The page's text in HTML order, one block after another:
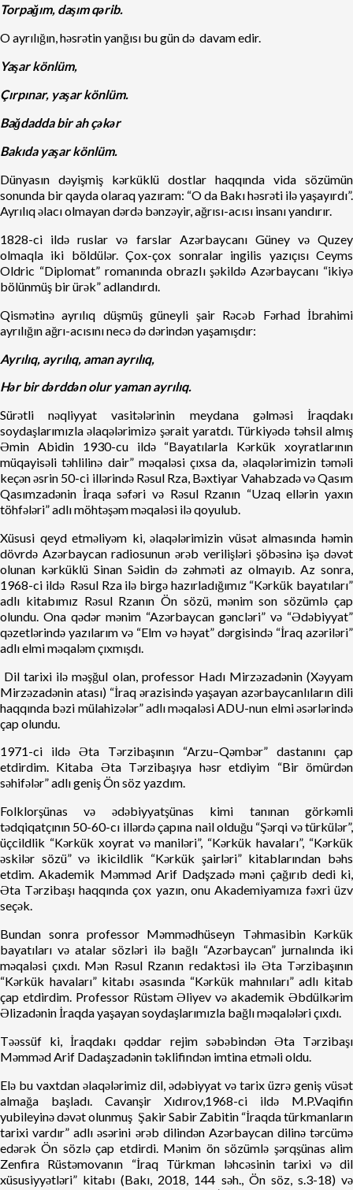
Torpağım, daşım qərib.
O ayrılığın, həsrətin yanğısı bu gün də davam edir.
Yaşar könlüm,
Çırpınar, yaşar könlüm.
Bağdadda bir ah çəkər
Bakıda yaşar könlüm.
Dünyasın dəyişmiş kərküklü dostlar haqqında vida sözümün
sonunda bir qayda olaraq yazıram: “O da Bakı həsrəti ilə yaşayırdı”.
Ayrılıq əlacı olmayan dərdə bənzəyir, ağrısı-acısı insanı yandırır.
1828-ci ildə ruslar və farslar Azərbaycanı Güney və Quzey
olmaqla iki böldülər. Çox-çox sonralar ingilis yazıçısı Ceyms
Oldric “Diplomat” romanında obrazlı şəkildə Azərbaycanı “ikiyə
bölünmüş bir ürək” adlandırdı.
Qismətinə ayrılıq düşmüş güneyli şair Rəcəb Fərhad İbrahimi
ayrılığın ağrı-acısını necə də dərindən yaşamışdır:
Ayrılıq, ayrılıq, aman ayrılıq,
Hər bir dərddən olur yaman ayrılıq.
Sürətli nəqliyyat vasitələrinin meydana gəlməsi İraqdakı
soydaşlarımızla əlaqələrimizə şərait yaratdı. Türkiyədə təhsil almış
Əmin Abidin 1930-cu ildə “Bayatılarla Kərkük xoyratlarının
müqayisəli təhlilinə dair” məqaləsi çıxsa da, əlaqələrimizin təməli
keçən əsrin 50-ci illərində Rəsul Rza, Bəxtiyar Vahabzadə və Qasım
Qasımzadənin İraqa səfəri və Rəsul Rzanın “Uzaq ellərin yaxın
töhfələri” adlı möhtəşəm məqaləsi ilə qoyulub.
Xüsusi qeyd etməliyəm ki, əlaqələrimizin vüsət almasında həmin
dövrdə Azərbaycan radiosunun ərəb verilişləri şöbəsinə işə dəvət
olunan kərküklü Sinan Səidin də zəhməti az olmayıb. Az sonra,
1968-ci ildə Rəsul Rza ilə birgə hazırladığımız “Kərkük bayatıları”
adlı kitabımız Rəsul Rzanın Ön sözü, mənim son sözümlə çap
olundu. Ona qədər mənim “Azərbaycan gəncləri” və “Ədəbiyyat”
qəzetlərində yazılarım və “Elm və həyat” dərgisində “İraq azəriləri”
adlı elmi məqaləm çıxmışdı.
Dil tarixi ilə məşğul olan, professor Hadı Mirzəzadənin (Xəyyam
Mirzəzadənin atası) “İraq ərazisində yaşayan azərbaycanlıların dili
haqqında bəzi mülahizələr” adlı məqaləsi ADU-nun elmi əsərlərində
çap olundu.
1971-ci ildə Əta Tərzibaşının “Arzu–Qəmbər” dastanını çap
etdirdim. Kitaba Əta Tərzibaşıya həsr etdiyim “Bir ömürdən
səhifələr” adlı geniş Ön söz yazdım.
Folklorşünas və ədəbiyyatşünas kimi tanınan görkəmli
tədqiqatçının 50-60-cı illərdə çapına nail olduğu “Şərqi və türkülər”,
üçcildlik “Kərkük xoyrat və maniləri”, “Kərkük havaları”, “Kərkük
əskilər sözü” və ikicildlik “Kərkük şairləri” kitablarından bəhs
etdim. Akademik Məmməd Arif Dadşzadə məni çağırıb dedi ki,
Əta Tərzibaşı haqqında çox yazın, onu Akademiyamıza fəxri üzv
seçək.
Bundan sonra professor Məmmədhüseyn Təhmasibin Kərkük
bayatıları və atalar sözləri ilə bağlı “Azərbaycan” jurnalında iki
məqaləsi çıxdı. Mən Rəsul Rzanın redaktəsi ilə Əta Tərzibaşının
“Kərkük havaları” kitabı əsasında “Kərkük mahnıları” adlı kitab
çap etdirdim. Professor Rüstəm Əliyev və akademik Əbdülkərim
Əlizadənin İraqda yaşayan soydaşlarımızla bağlı məqalələri çıxdı.
Təəssüf ki, İraqdakı qəddar rejim səbəbindən Əta Tərzibaşı
Məmməd Arif Dadaşzadənin təklifindən imtina etməli oldu.
Elə bu vaxtdan əlaqələrimiz dil, ədəbiyyat və tarix üzrə geniş vüsət
almağa başladı. Cavanşir Xıdırov,1968-ci ildə M.P.Vaqifin
yubileyinə dəvət olunmuş Şakir Sabir Zabitin “İraqda türkmanların
tarixi vardır” adlı əsərini ərəb dilindən Azərbaycan dilinə tərcümə
edərək Ön sözlə çap etdirdi. Mənim ön sözümlə şərqşünas alim
Zenfira Rüstəmovanın “İraq Türkman ləhcəsinin tarixi və dil
xüsusiyyətləri” kitabı (Bakı, 2018, 144 səh., Ön söz, s.3-18) və